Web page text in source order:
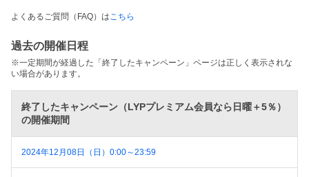
よくあるご質問（FAQ）は こちら
過去の開催日程
※一定期間が経過した「終了したキャンペーン」ページは正しく表示されな
い場合があります。
終了したキャンペーン（LYPプレミアム会員なら日曜＋5％）
の開催期間
2024年12月08日（日）0:00～23:59